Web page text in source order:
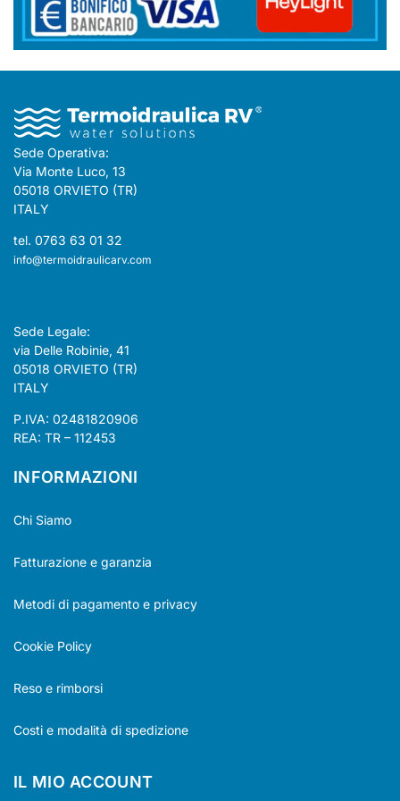
Sede Operativa:
Via Monte Luco, 13
05018 ORVIETO (TR)
ITALY
tel. 0763 63 01 32
info@termoidraulicarv.com
Sede Legale:
via Delle Robinie, 41
05018 ORVIETO (TR)
ITALY
P.IVA: 02481820906
REA: TR – 112453
INFORMAZIONI
Chi Siamo
Fatturazione e garanzia
Metodi di pagamento e privacy
Cookie Policy
Reso e rimborsi
Costi e modalità di spedizione
IL MIO ACCOUNT